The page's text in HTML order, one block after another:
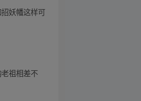
妖幡这样可
祖相差不